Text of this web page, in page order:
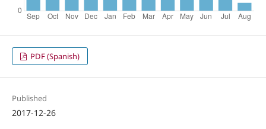
PDF (Spanish)
Published
2017-12-26